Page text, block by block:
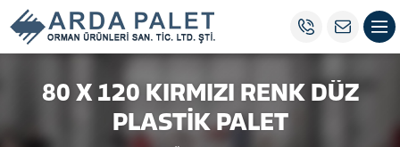
80 X 120 KIRMIZI RENK DÜZ
PLASTİK PALET